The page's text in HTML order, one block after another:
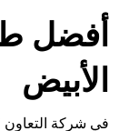
أفضل
الأبيض
في شركة التعاون